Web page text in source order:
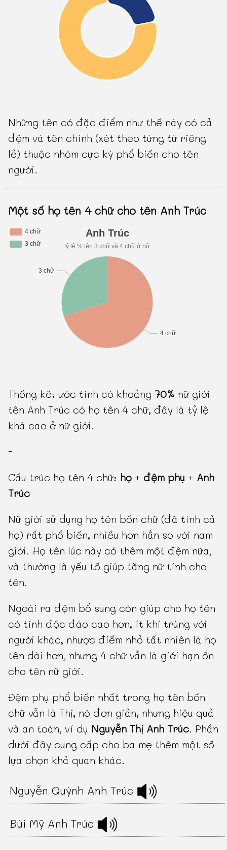
Những tên có đặc điểm như thế này có cả
đệm và tên chính (xét theo từng từ riêng
lẻ) thuộc nhóm cực kỳ phổ biến cho tên
người.
Một số họ tên 4 chữ cho tên Anh Trúc
Thống kê: ước tính có khoảng70% nữ giới
tên Anh Trúc có họ tên 4 chữ, đây là tỷ lệ
khá cao ở nữ giới.
-
Cấu trúc họ tên 4 chữ: họ +đệm phụ + Anh
Trúc
Nữ giới sử dụng họ tên bốn chữ (đã tính cả
họ) rất phổ biến, nhiều hơn hẳn so với nam
giới. Họ tên lúc này có thêm một đệm nữa,
và thường là yếu tố giúp tăng nữ tính cho
tên.
Ngoài ra đệm bổ sung còn giúp cho họ tên
có tính độc đáo cao hơn, ít khi trùng với
người khác, nhược điểm nhỏ tất nhiên là họ
tên dài hơn, nhưng 4 chữ vẫn là giới hạn ổn
cho tên nữ giới.
Đệm phụ phổ biến nhất trong họ tên bốn
chữ vẫn là Thị, nó đơn giản, nhưng hiệu quả
và an toàn, ví dụ Nguyễn Thị Anh Trúc. Phần
dưới đây cung cấp cho ba mẹ thêm một số
lựa chọn khả quan khác.
Nguyễn Quỳnh Anh Trúc
Bùi Mỹ Anh Trúc